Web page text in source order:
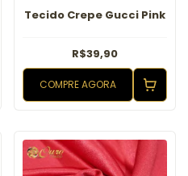
Tecido Crepe Gucci Pink
R$39,90
COMPRE AGORA